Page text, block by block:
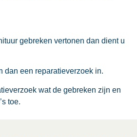
gebreken vertonen dan dient u
dan een reparatieverzoek in.
wat de gebreken zijn en
toe.